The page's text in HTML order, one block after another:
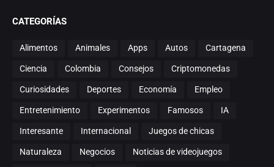
CATEGORÍAS
Alimentos Animales Apps Autos Cartagena
Ciencia Colombia Consejos Criptomonedas
Curiosidades Deportes Economía Empleo
Entretenimiento Experimentos Famosos IA
Interesante Internacional Juegos de chicas
Naturaleza Negocios Noticias de videojuegos